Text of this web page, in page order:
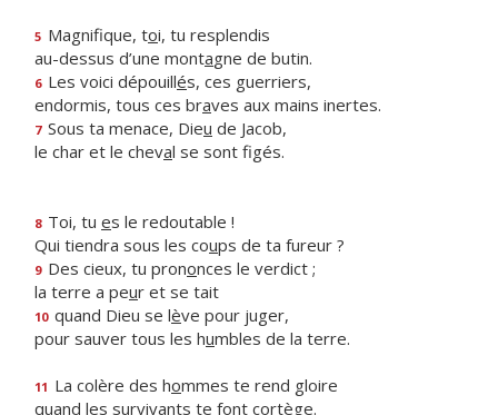
5 Magnifique, toi, tu resplendis
au-dessus d’une montagne de butin.
6 Les voici dépouillés, ces guerriers,
endormis, tous ces braves aux mains inertes.
7 Sous ta menace, Dieu de Jacob,
le char et le cheval se sont figés.
8 Toi, tu es le redoutable !
Qui tiendra sous les coups de ta fureur ?
9 Des cieux, tu prononces le verdict ;
la terre a peur et se tait
10 quand Dieu se lève pour juger,
pour sauver tous les humbles de la terre.
11 La colère des hommes te rend gloire
quand les survivants te font cortège.